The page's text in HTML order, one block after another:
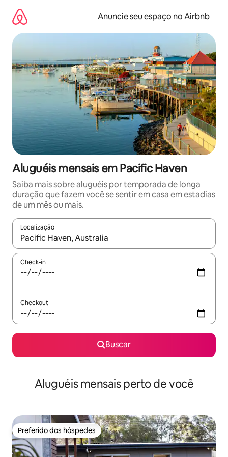
para
conteúdo
Anuncie seu espaço no Airbnb
Aluguéis mensais em Pacific Haven
Saiba mais sobre aluguéis por temporada de longa
duração que fazem você se sentir em casa em estadias
de um mês ou mais.
Localização
Quando os resultados estiverem disponíveis, explore-os
Check-in
Checkout
Buscar
Aluguéis mensais perto de você
Preferido dos hóspedes
Preferido dos hóspedes